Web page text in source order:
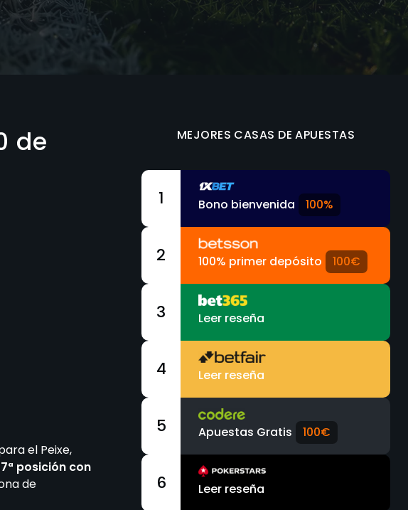
de
el Peixe,
posición con
de
MEJORES CASAS DE APUESTAS
1 Bono bienvenida 100%
2 100% primer depósito 100€
3 Leer reseña
4 Leer reseña
5 Apuestas Gratis 100€
6 Leer reseña